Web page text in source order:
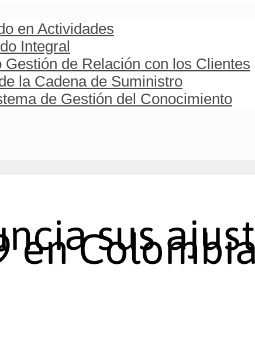
en Actividades
Integral
de Relación con los Clientes
la Cadena de Suministro
de Gestión del Conocimiento
sus
en